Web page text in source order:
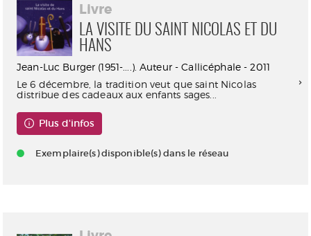
Livre
LA VISITE DU SAINT NICOLAS ET DU
HANS
Jean-Luc Burger (1951-....). Auteur - Callicéphale - 2011
Le 6 décembre, la tradition veut que saint Nicolas
distribue des cadeaux aux enfants sages...
Plus d'infos
Exemplaire(s) disponible(s) dans le réseau